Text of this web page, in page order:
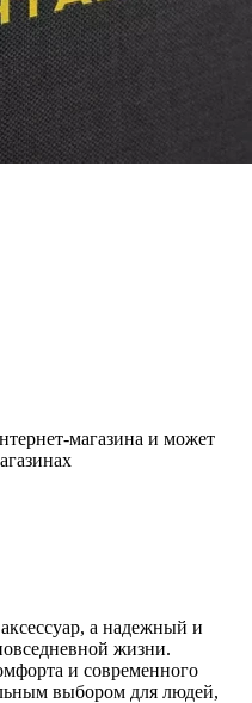
магазина и может
а надежный и
жизни.
и современного
выбором для людей,